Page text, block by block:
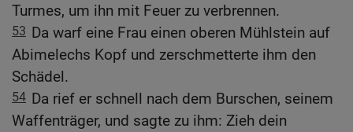
Turmes, um ihn mit Feuer zu verbrennen.
53 Da warf eine Frau einen oberen Mühlstein auf
Abimelechs Kopf und zerschmetterte ihm den
Schädel.
54 Da rief er schnell nach dem Burschen, seinem
Waffenträger, und sagte zu ihm: Zieh dein